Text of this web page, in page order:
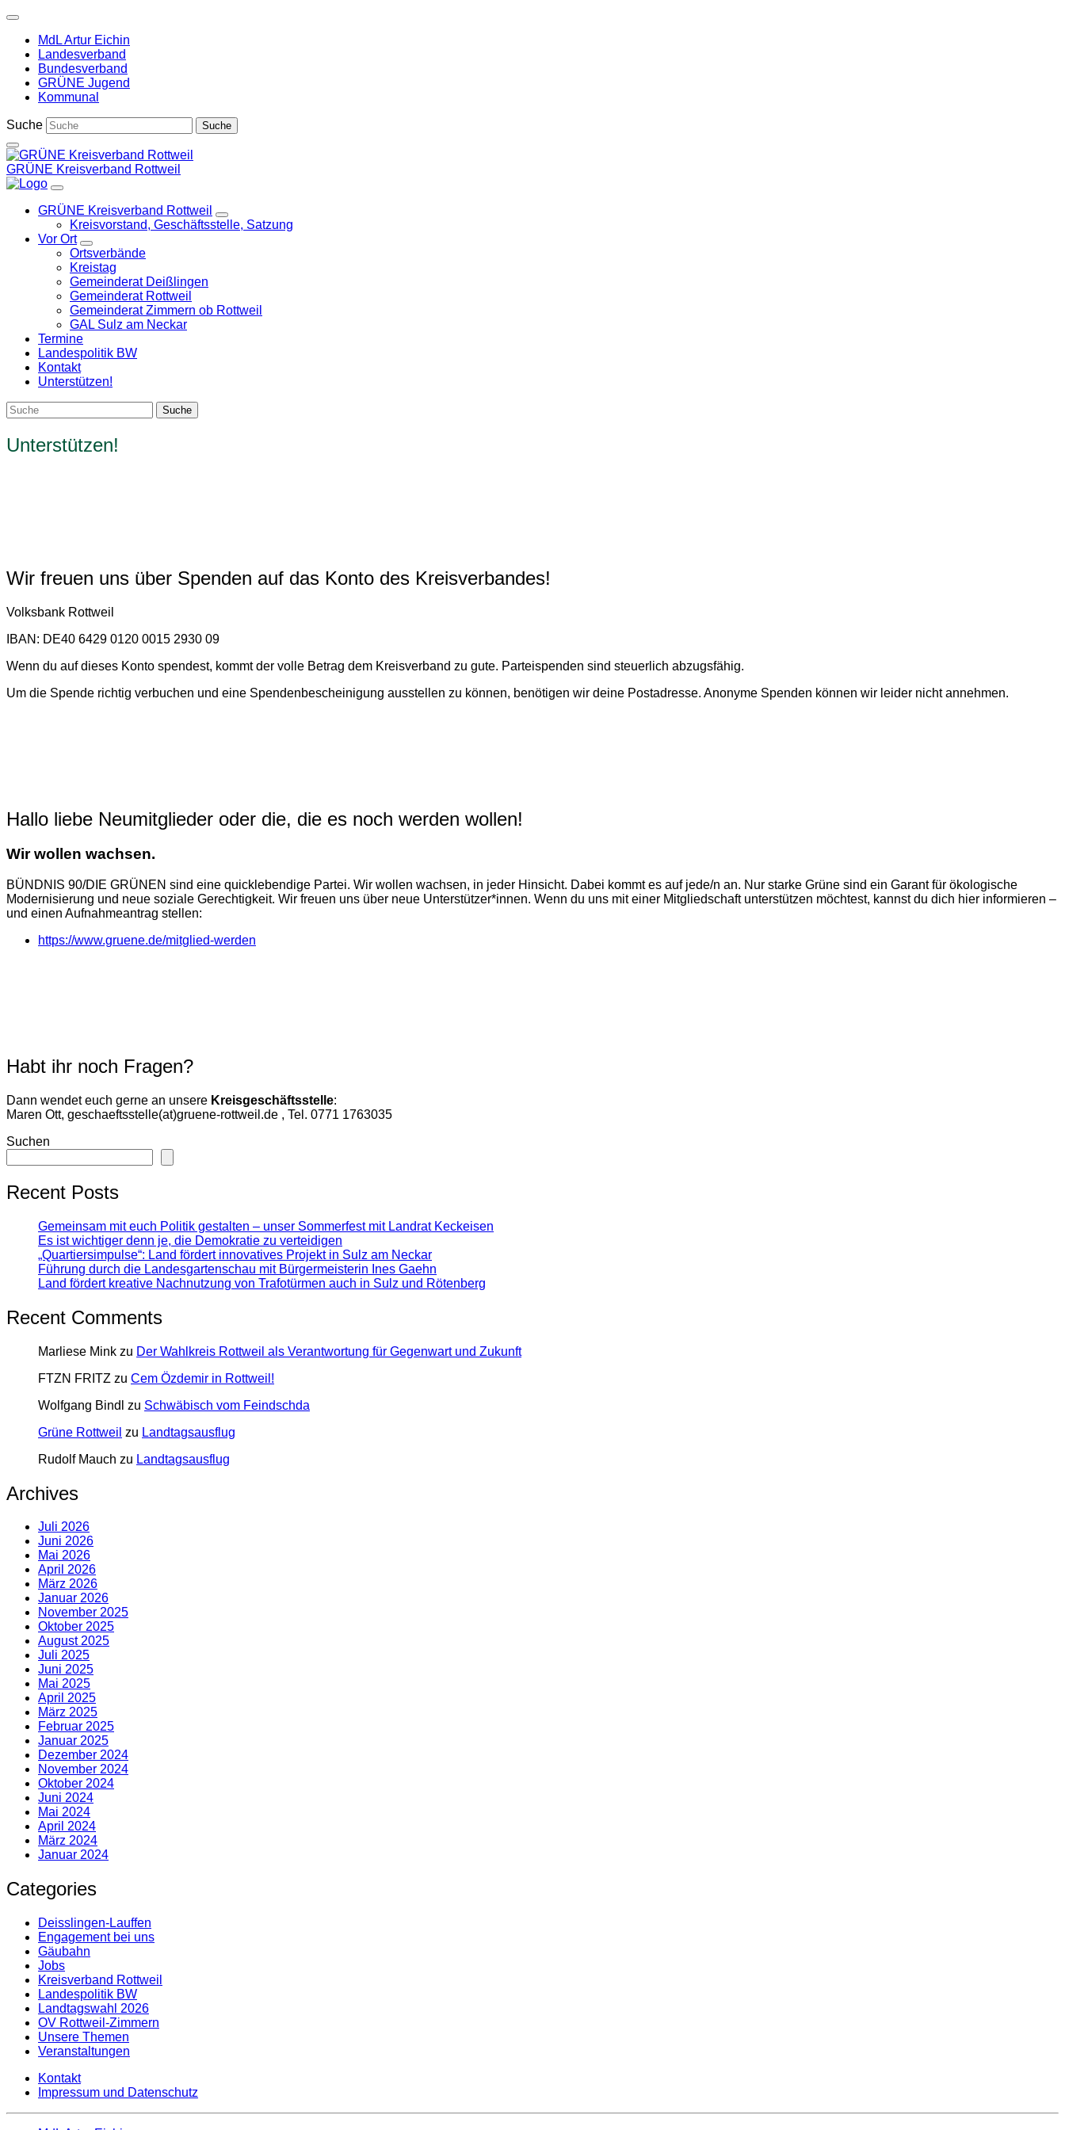
Weiter
Inhalt
MdL Artur Eichin
Landesverband
Bundesverband
GRÜNE Jugend
Kommunal
Suche
GRÜNE Kreisverband Rottweil
GRÜNE Kreisverband Rottweil
Zeige
Untermenü
Kreisvorstand, Geschäftsstelle, Satzung
Vor Ort
Zeige
Untermenü
Ortsverbände
Kreistag
Gemeinderat Deißlingen
Gemeinderat Rottweil
Gemeinderat Zimmern ob Rottweil
GAL Sulz am Neckar
Termine
Landespolitik BW
Kontakt
Unterstützen!
Unterstützen!
Wir freuen uns über Spenden auf das Konto des Kreisverbandes!
Volksbank Rottweil
IBAN: DE40 6429 0120 0015 2930 09
Wenn du auf dieses Konto spendest, kommt der volle Betrag dem Kreisverband zu gute. Parteispenden sind steuerlich abzugsfähig.
Um die Spende richtig verbuchen und eine Spendenbescheinigung ausstellen zu können, benötigen wir deine Postadresse. Anonyme Spenden können wir leider nicht annehmen.
Hallo liebe Neumitglieder oder die, die es noch werden wollen!
Wir wollen wachsen.
BÜNDNIS 90/DIE GRÜNEN sind eine quicklebendige Partei. Wir wollen wachsen, in jeder Hinsicht. Dabei kommt es auf jede/n an. Nur starke Grüne sind ein Garant für ökologische
Modernisierung und neue soziale Gerechtigkeit. Wir freuen uns über neue Unterstützer*innen. Wenn du uns mit einer Mitgliedschaft unterstützen möchtest, kannst du dich hier informieren –
und einen Aufnahmeantrag stellen:
https://www.gruene.de/mitglied-werden
Habt ihr noch Fragen?
Dann wendet euch gerne an unsere Kreisgeschäftsstelle:
Maren Ott, geschaeftsstelle(at)gruene-rottweil.de , Tel. 0771 1763035
Suchen
Recent Posts
Gemeinsam mit euch Politik gestalten – unser Sommerfest mit Landrat Keckeisen
Es ist wichtiger denn je, die Demokratie zu verteidigen
„Quartiersimpulse“: Land fördert innovatives Projekt in Sulz am Neckar
Führung durch die Landesgartenschau mit Bürgermeisterin Ines Gaehn
Land fördert kreative Nachnutzung von Trafotürmen auch in Sulz und Rötenberg
Recent Comments
Marliese Mink zu Der Wahlkreis Rottweil als Verantwortung für Gegenwart und Zukunft
FTZN FRITZ zu Cem Özdemir in Rottweil!
Wolfgang Bindl zu Schwäbisch vom Feindschda
Grüne Rottweil zu Landtagsausflug
Rudolf Mauch zu Landtagsausflug
Archives
Juli 2026
Juni 2026
Mai 2026
April 2026
März 2026
Januar 2026
November 2025
Oktober 2025
August 2025
Juli 2025
Juni 2025
Mai 2025
April 2025
März 2025
Februar 2025
Januar 2025
Dezember 2024
November 2024
Oktober 2024
Juni 2024
Mai 2024
April 2024
März 2024
Januar 2024
Categories
Deisslingen-Lauffen
Engagement bei uns
Gäubahn
Jobs
Kreisverband Rottweil
Landespolitik BW
Landtagswahl 2026
OV Rottweil-Zimmern
Unsere Themen
Veranstaltungen
Kontakt
Impressum und Datenschutz